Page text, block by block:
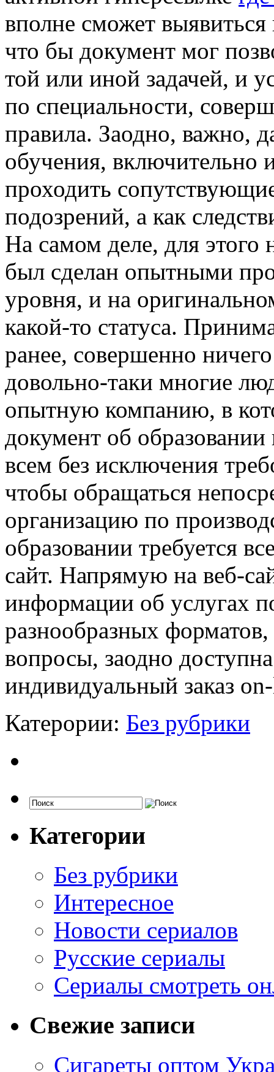
вполне сможет
что бы документ мог
той или иной задачей, и
по специальности,
правила. Заодно, важно,
обучения, включительно
проходить
подозрений, а как
На самом деле, для этого
был сделан опытными
уровня, и на
какой-то статуса.
ранее, совершенно
довольно-таки многие
опытную компанию, в
документ об
всем без исключения
чтобы обращаться
организацию по
образовании требуется
сайт. Напрямую на веб-
информации об услугах
разнообразных
вопросы, заодно
индивидуальный заказ
Катерории: Без рубрики
Категории
Без рубрики
Интересное
Новости сериалов
Русские сериалы
Сериалы смотреть
Свежие записи
Сигареты оптом